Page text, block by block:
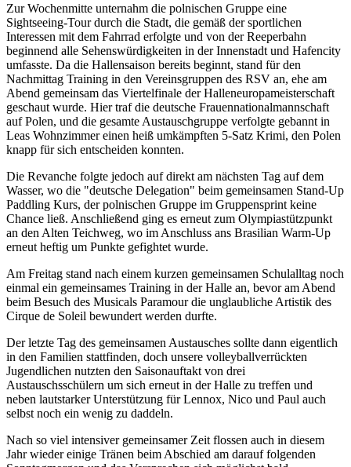
Zur Wochenmitte unternahm die polnischen Gruppe eine
Sightseeing-Tour durch die Stadt, die gemäß der sportlichen
Interessen mit dem Fahrrad erfolgte und von der Reeperbahn
beginnend alle Sehenswürdigkeiten in der Innenstadt und Hafencity
umfasste. Da die Hallensaison bereits beginnt, stand für den
Nachmittag Training in den Vereinsgruppen des RSV an, ehe am
Abend gemeinsam das Viertelfinale der Halleneuropameisterschaft
geschaut wurde. Hier traf die deutsche Frauennationalmannschaft
auf Polen, und die gesamte Austauschgruppe verfolgte gebannt in
Leas Wohnzimmer einen heiß umkämpften 5-Satz Krimi, den Polen
knapp für sich entscheiden konnten.
Die Revanche folgte jedoch auf direkt am nächsten Tag auf dem
Wasser, wo die "deutsche Delegation" beim gemeinsamen Stand-Up
Paddling Kurs, der polnischen Gruppe im Gruppensprint keine
Chance ließ. Anschließend ging es erneut zum Olympiastützpunkt
an den Alten Teichweg, wo im Anschluss ans Brasilian Warm-Up
erneut heftig um Punkte gefightet wurde.
Am Freitag stand nach einem kurzen gemeinsamen Schulalltag noch
einmal ein gemeinsames Training in der Halle an, bevor am Abend
beim Besuch des Musicals Paramour die unglaubliche Artistik des
Cirque de Soleil bewundert werden durfte.
Der letzte Tag des gemeinsamen Austausches sollte dann eigentlich
in den Familien stattfinden, doch unsere volleyballverrückten
Jugendlichen nutzten den Saisonauftakt von drei
Austauschsschülern um sich erneut in der Halle zu treffen und
neben lautstarker Unterstützung für Lennox, Nico und Paul auch
selbst noch ein wenig zu daddeln.
Nach so viel intensiver gemeinsamer Zeit flossen auch in diesem
Jahr wieder einige Tränen beim Abschied am darauf folgenden